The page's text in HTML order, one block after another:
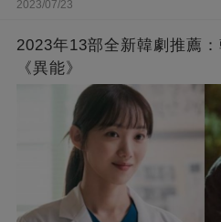
2023/07/23
2023年13部全新韓劇推薦
《異能》